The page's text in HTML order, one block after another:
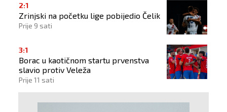
2:1
Zrinjski na početku lige pobijedio Čelik
Prije 9 sati
3:1
Borac u kaotičnom startu prvenstva
slavio protiv Veleža
Prije 11 sati